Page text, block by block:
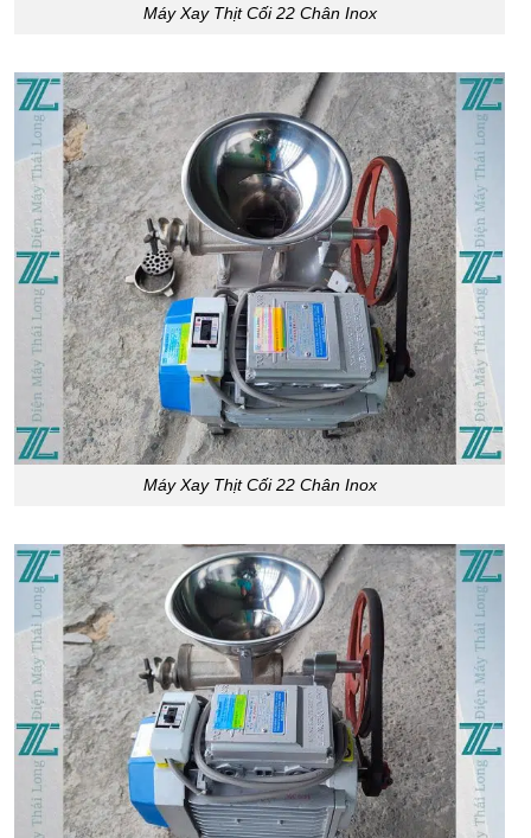
Máy Xay Thịt Cối 22 Chân Inox
Máy Xay Thịt Cối 22 Chân Inox